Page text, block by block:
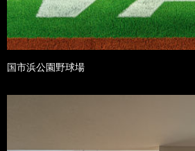
国市浜公園野球場